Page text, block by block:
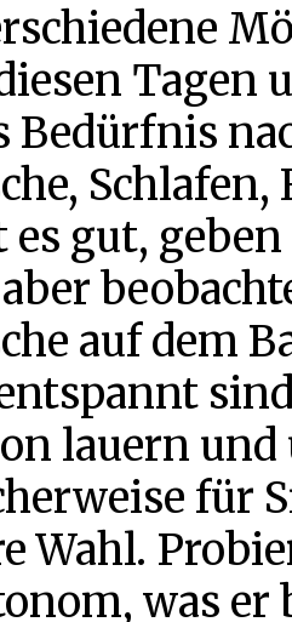
Tagen
Bedürfnis
Schlafen,
gut,
auf dem
lauern und
für
Wahl.
was